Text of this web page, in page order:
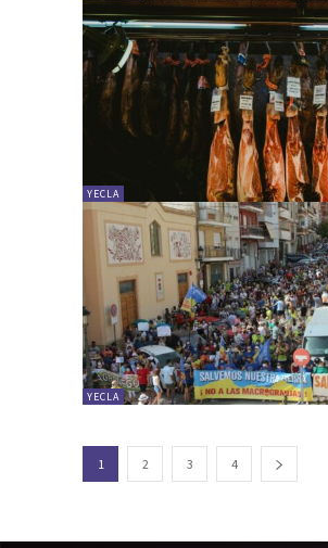
YECLA
YECLA
1 2 3 4